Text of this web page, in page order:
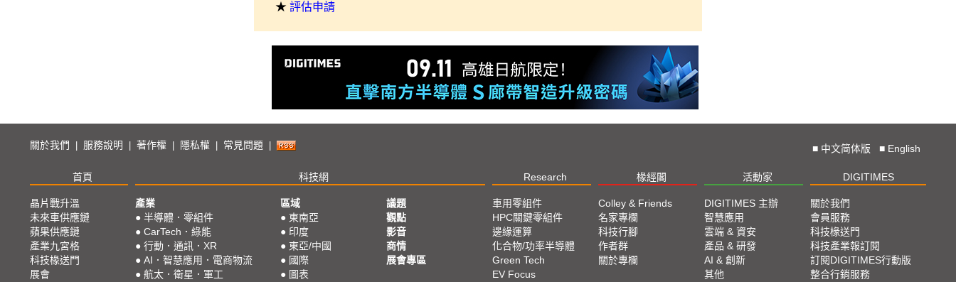
★ 評估申請
關於我們 服務說明 著作權 隱私權 常見問題 ■ 中文简体版 ■ English
首頁 科技網 Research 椽經閣 活動家 DIGITIMES
晶片戰升溫
未來車供應鏈
蘋果供應鏈
產業九宮格
科技椽送門
展會
產業
● 半導體．零組件
● CarTech．綠能
● 行動．通訊．XR
● AI．智慧應用．電商物流
● 航太．衛星．軍工
區域
● 東南亞
● 印度
● 東亞/中國
● 國際
● 圖表
議題
觀點
影音
商情
展會專區
車用零組件
HPC關鍵零組件
邊緣運算
化合物/功率半導體
Green Tech
EV Focus
Colley & Friends
名家專欄
科技行腳
作者群
關於專欄
DIGITIMES 主辦
智慧應用
雲端 & 資安
產品 & 研發
AI & 創新
其他
關於我們
會員服務
科技椽送門
科技產業報訂閱
訂閱DIGITIMES行動版
整合行銷服務